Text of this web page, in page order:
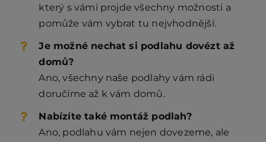
který s vámi projde všechny možnosti a
pomůže vám vybrat tu nejvhodnější.
Je možné nechat si podlahu dovézt až
domů?
Ano, všechny naše podlahy vám rádi
doručíme až k vám domů.
Nabízíte také montáž podlah?
Ano, podlahu vám nejen dovezeme, ale